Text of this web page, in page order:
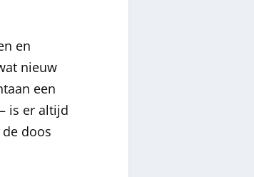
en
nieuw
een
is er altijd
doos